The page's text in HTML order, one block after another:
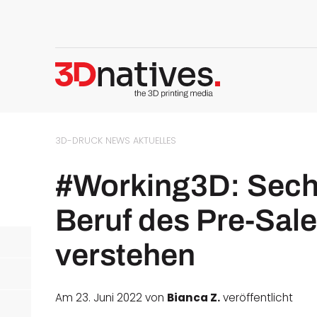
3D-DRUCK NEWS AKTUELLES
#Working3D:
Beruf des Pre-
verstehen
Am 23. Juni 2022 von Bianca Z.veröffentlicht